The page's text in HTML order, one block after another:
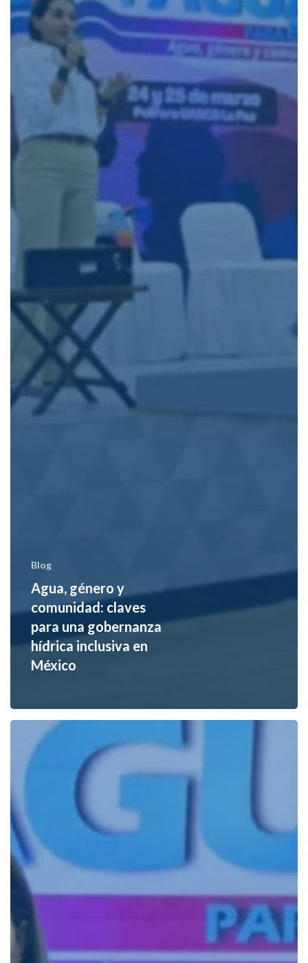
Blog
Agua, género y
comunidad: claves
para una gobernanza
hídrica inclusiva en
México
Impulsan
liderazgo
femenino
sector
hídrico
en
Baja
California
Sur
con
‘Cascos
rosas’